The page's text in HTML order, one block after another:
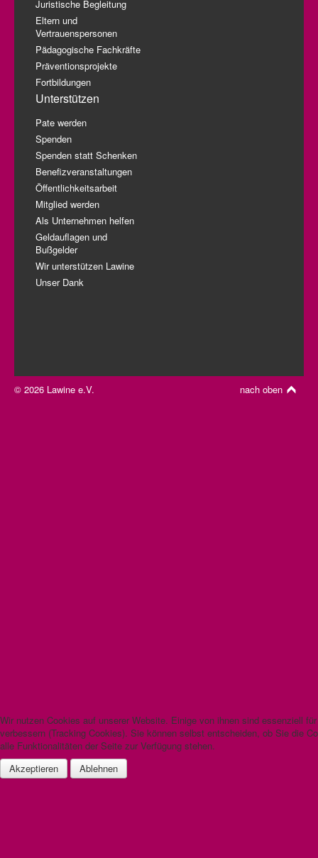
Juristische Begleitung
Eltern und
Vertrauenspersonen
Pädagogische Fachkräfte
Präventionsprojekte
Fortbildungen
Unterstützen
Pate werden
Spenden
Spenden statt Schenken
Benefizveranstaltungen
Öffentlichkeitsarbeit
Mitglied werden
Als Unternehmen helfen
Geldauflagen und
Bußgelder
Wir unterstützen Lawine
Unser Dank
nach oben
© 2026 Lawine e.V.
Wir nutzen Cookies auf unserer Website. Einige von ihnen sind essenziell
verbessern (Tracking Cookies). Sie können selbst entscheiden, ob Sie die
alle Funktionalitäten der Seite zur Verfügung stehen.
Akzeptieren
Ablehnen